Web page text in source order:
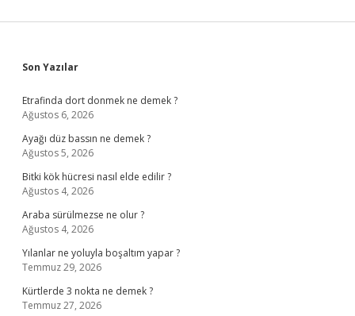
Sidebar
Son Yazılar
Etrafinda dort donmek ne demek ?
Ağustos 6, 2026
Ayağı düz bassın ne demek ?
Ağustos 5, 2026
Bitki kök hücresi nasıl elde edilir ?
Ağustos 4, 2026
Araba sürülmezse ne olur ?
Ağustos 4, 2026
Yılanlar ne yoluyla boşaltım yapar ?
Temmuz 29, 2026
Kürtlerde 3 nokta ne demek ?
Temmuz 27, 2026